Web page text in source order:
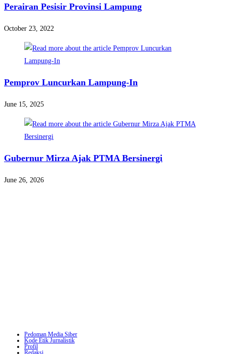
Perairan Pesisir Provinsi Lampung
October 23, 2022
Pemprov Luncurkan Lampung-In
June 15, 2025
Gubernur Mirza Ajak PTMA Bersinergi
June 26, 2026
Pedoman Media Siber
Kode Etik Jurnalistik
Profil
Redaksi